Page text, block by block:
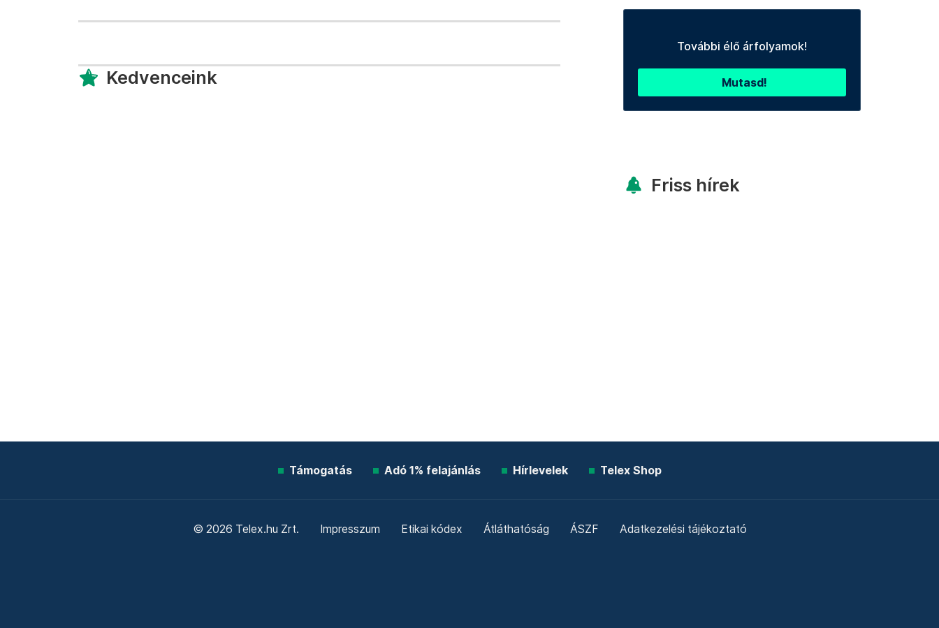
Kedvenceink
További élő árfolyamok!
Mutasd!
Friss hírek
Támogatás Adó 1% felajánlás Hírlevelek Telex Shop
© 2026 Telex.hu Zrt. Impresszum Etikai kódex Átláthatóság ÁSZF Adatkezelési tájékoztató